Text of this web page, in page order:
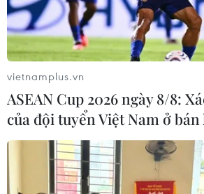
Cà Mau chấp thuận chủ
vietnamplus.vn
ASEAN Cup 2026 ngày 8/8:
của đội tuyển Việt Nam ở bán